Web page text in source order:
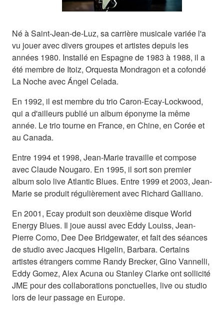
Né à Saint-Jean-de-Luz, sa carrière musicale variée l'a
vu jouer avec divers groupes et artistes depuis les
années 1980. Installé en Espagne de 1983 à 1988, il a
été membre de Itoiz, Orquesta Mondragon et a cofondé
La Noche avec Ángel Celada.
En 1992, il est membre du trio Caron-Ecay-Lockwood,
qui a d'ailleurs publié un album éponyme la même
année. Le trio tourne en France, en Chine, en Corée et
au Canada.
Entre 1994 et 1998, Jean-Marie travaille et compose
avec Claude Nougaro. En 1995, il sort son premier
album solo live Atlantic Blues. Entre 1999 et 2003, Jean-
Marie se produit régulièrement avec Richard Galliano.
En 2001, Ecay produit son deuxième disque World
Energy Blues. Il joue aussi avec Eddy Louiss, Jean-
Pierre Como, Dee Dee Bridgewater, et fait des séances
de studio avec Jacques Higelin, Barbara. Certains
artistes étrangers comme Randy Brecker, Gino Vannelli,
Eddy Gomez, Alex Acuna ou Stanley Clarke ont sollicité
JME pour des collaborations ponctuelles, live ou studio
lors de leur passage en Europe.